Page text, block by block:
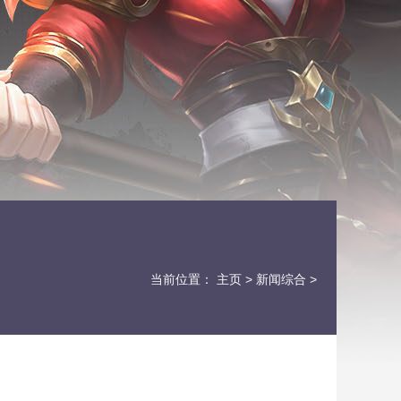
当前位置： 主页 > 新闻综合 >